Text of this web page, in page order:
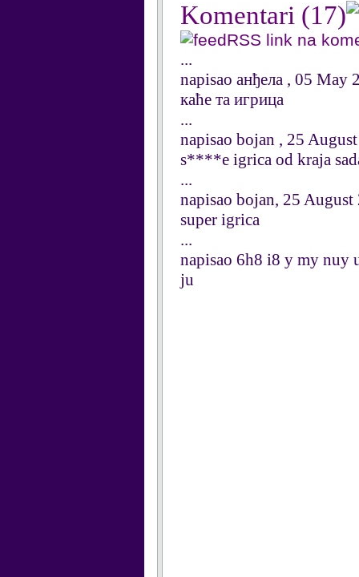
Komentari (17)
RSS link na
...
napisao анђела , 05 May
каће та игрица
...
napisao bojan , 25
s****e igrica od kraja
...
napisao bojan, 25 August
super igrica
...
napisao 6h8 i8 y my nuy
ju